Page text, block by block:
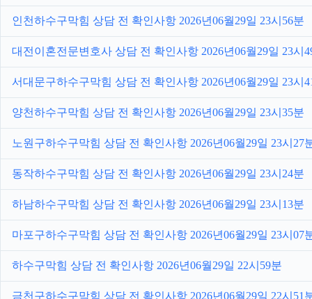
인천하수구막힘 상담 전 확인사항 2026년06월29일 23시56분
대전이혼전문변호사 상담 전 확인사항 2026년06월29일 23시
서대문구하수구막힘 상담 전 확인사항 2026년06월29일 23시
양천하수구막힘 상담 전 확인사항 2026년06월29일 23시35분
노원구하수구막힘 상담 전 확인사항 2026년06월29일 23시27
동작하수구막힘 상담 전 확인사항 2026년06월29일 23시24분
하남하수구막힘 상담 전 확인사항 2026년06월29일 23시13분
마포구하수구막힘 상담 전 확인사항 2026년06월29일 23시07
하수구막힘 상담 전 확인사항 2026년06월29일 22시59분
금천구하수구막힘 상담 전 확인사항 2026년06월29일 22시51